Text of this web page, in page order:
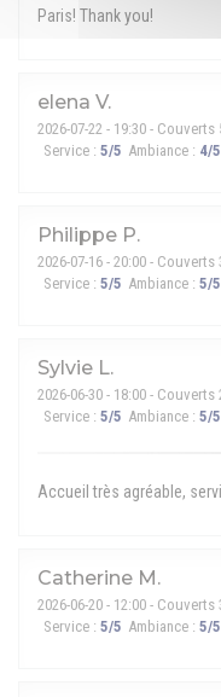
Paris! Thank you!
elena V
2026-07-22 - 19:30 - Couverts
Service : 5/5 Ambiance : 4/5
Philippe P
2026-07-16 - 20:00 - Couverts
Service : 5/5 Ambiance : 5/5
Sylvie L
2026-06-30 - 18:00 - Couverts
Service : 5/5 Ambiance : 5/5
Accueil très agréable,
Catherine M
2026-06-20 - 12:00 - Couverts
Service : 5/5 Ambiance : 5/5